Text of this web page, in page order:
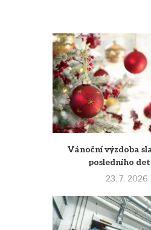
Vánoční výzdoba
posledního
23. 7. 2026